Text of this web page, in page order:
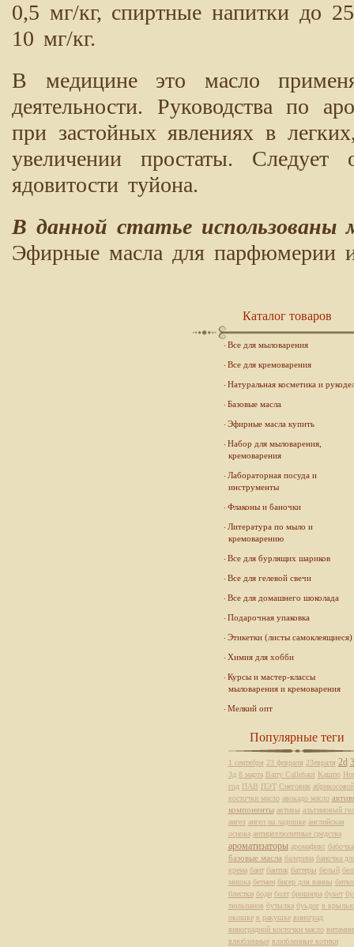
0,5 мг/кг, спиртные напитки до
10 мг/кг.
В медицине это масло
деятельности. Руководства по
при застойных явлениях в
увеличении простаты. Следует
ядовитости туйона.
В данной статье использованы
Эфирные масла для парфюмерии
Каталог товаров
Все для мыловарения
Все для кремоварения
Натуральная косметика и
Базовые масла
Эфирные масла купить
Набор для мыловарения,
кремоварения
Лабораторная посуда и
инструменты
Флаконы и баночки
Литература по мыло и
кремоварению
Все для бурлящих шариков
Все для гелевой свечи
Все для домашнего шоколада
Подарочная упаковка
Этикетки (листы самоклеящиеся)
Химия для хобби
Курсы и мастер-классы
мыловарения и кремоварения
Мелкий опт
Популярные теги
1 сентября 23 февраля 23евраля 2d
3д 8 марта Barry Callebaut Кашпо
год ПАВ ПЭТ Снеговик абрикосовой
косточки масло авокадо масло
компоненты активы альгиновый
ангел ангел на ладошке английская
основа антицеллюлитные средства
ароматизаторы аромафикс бабочка
базовые масла балерина баночка
крема бант бантик баттеры белый
мишка бетмен бисер для ванны
блестки боди болт брошюра букет
тюльпанов бутылка буьдог в
окошке в ракушке виноград
виноградной косточки масло
влюбленные влюбленные котики